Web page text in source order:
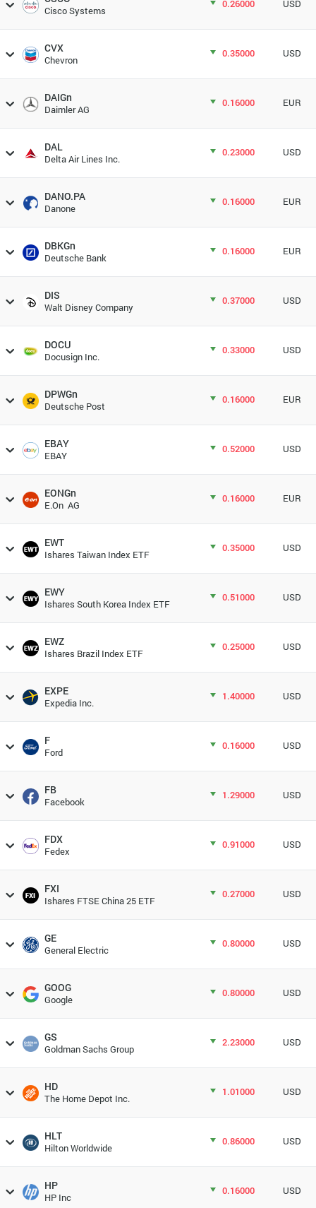
Cisco Systems
0.26000 USD
CVX
Chevron
0.35000 USD
DAIGn
Daimler AG
0.16000 EUR
DAL
Delta Air Lines Inc.
0.23000 USD
DANO.PA
Danone
0.16000 EUR
DBKGn
Deutsche Bank
0.16000 EUR
DIS
Walt Disney Company
0.37000 USD
DOCU
Docusign Inc.
0.33000 USD
DPWGn
Deutsche Post
0.16000 EUR
EBAY
EBAY
0.52000 USD
EONGn
E.On AG
0.16000 EUR
EWT
Ishares Taiwan Index ETF
0.35000 USD
EWY
Ishares South Korea Index ETF
0.51000 USD
EWZ
Ishares Brazil Index ETF
0.25000 USD
EXPE
Expedia Inc.
1.40000 USD
F
Ford
0.16000 USD
FB
Facebook
1.29000 USD
FDX
Fedex
0.91000 USD
FXI
Ishares FTSE China 25 ETF
0.27000 USD
GE
General Electric
0.80000 USD
GOOG
Google
0.80000 USD
GS
Goldman Sachs Group
2.23000 USD
HD
The Home Depot Inc.
1.01000 USD
HLT
Hilton Worldwide
0.86000 USD
HP
HP Inc
0.16000 USD